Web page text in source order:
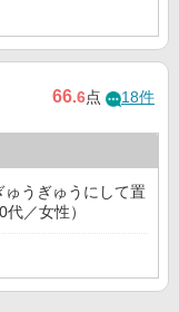
66.6点 18件
うぎゅうにして置
／女性）